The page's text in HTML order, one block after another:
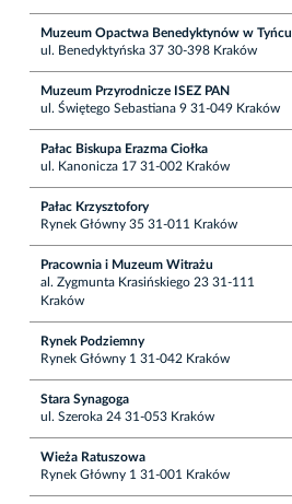
Muzeum Opactwa Benedyktynów w Tyńcu
ul. Benedyktyńska 37 30-398 Kraków
Muzeum Przyrodnicze ISEZ PAN
ul. Świętego Sebastiana 9 31-049 Kraków
Pałac Biskupa Erazma Ciołka
ul. Kanonicza 17 31-002 Kraków
Pałac Krzysztofory
Rynek Główny 35 31-011 Kraków
Pracownia i Muzeum Witrażu
al. Zygmunta Krasińskiego 23 31-111
Kraków
Rynek Podziemny
Rynek Główny 1 31-042 Kraków
Stara Synagoga
ul. Szeroka 24 31-053 Kraków
Wieża Ratuszowa
Rynek Główny 1 31-001 Kraków